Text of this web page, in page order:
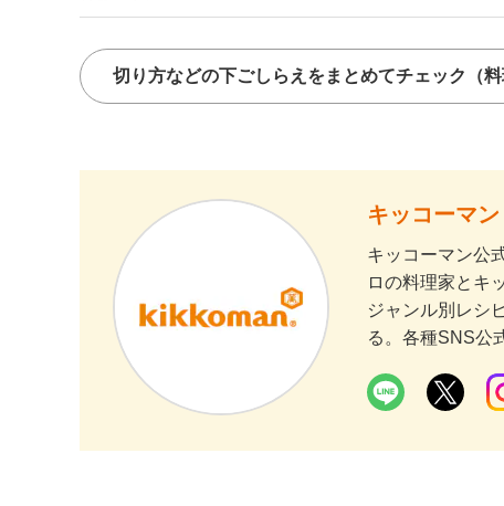
切り方などの下ごしらえをまとめてチェック （
キッコーマ
キッコーマン公
ロの料理家とキ
ジャンル別レシ
る。各種SNS公